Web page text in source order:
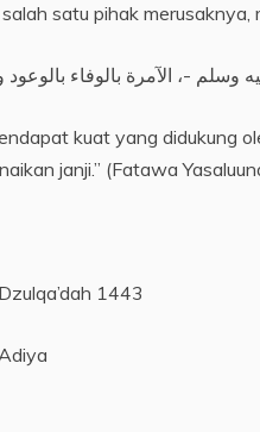
satu pihak
kuat yang didukung
janji.” (Fatawa
1443